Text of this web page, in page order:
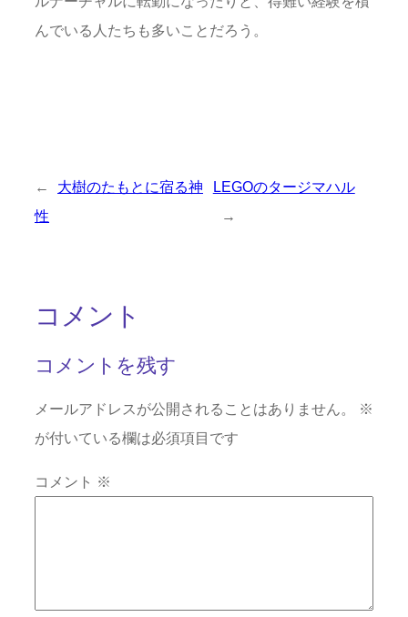
んでいる人たちも多いことだろう。
←
大樹のたもとに宿る神
性
LEGOのタージマハル
→
コメント
コメントを残す
メールアドレスが公開されることはありません。
※
が付いている欄は必須項目です
コメント ※